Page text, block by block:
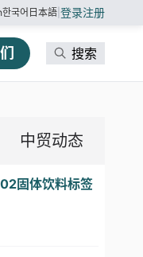
한국어 日本語 登录注册
搜索
中贸动态
固体饮料标签